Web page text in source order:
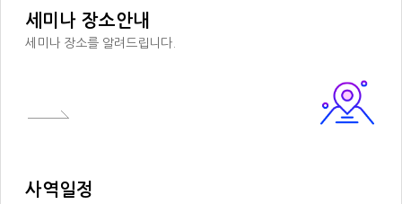
세미나 장소안내
세미나 장소를 알려드립니다.
사역일정